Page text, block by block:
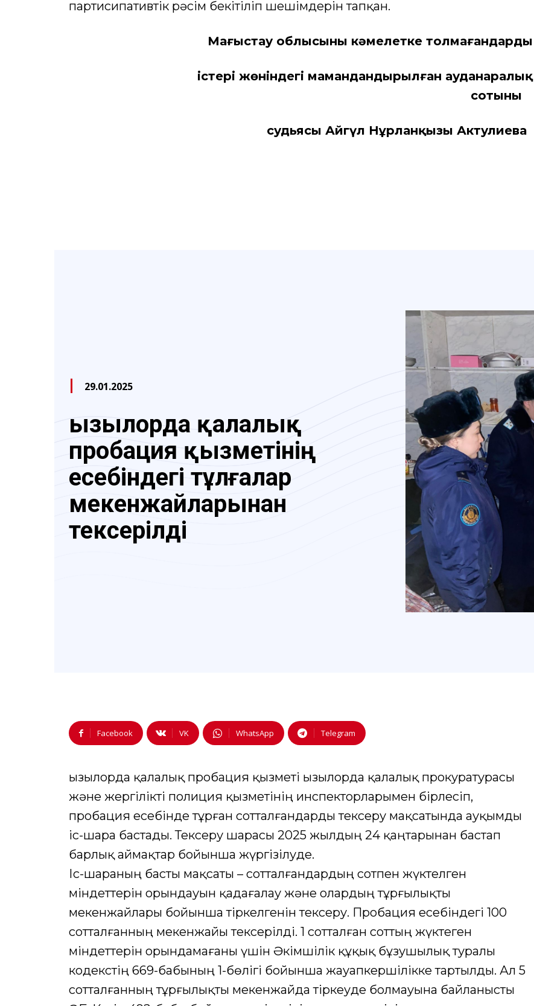
партисипативтік рәсім бекітіліп шешімдерін тапқан.
Маңғыстау облысының кәмелетке толмағандардың
істері жөніндегі мамандандырылған ауданаралық
сотының
судьясы Айгүл Нұрланқызы Актулиева